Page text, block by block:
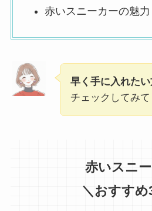
赤いスニーカーの魅
早く手に入れた
チェックしてみ
赤いスニ
＼おすすめ